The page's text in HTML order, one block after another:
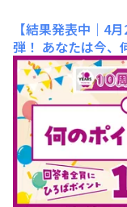
【結果発表中｜4
弾！ あなたは今、
10周年特別企画
さま、こんにちは
うご参加いただけ
しゃるので、桜の
つですよね🤭まだ
参加お待ちしていま